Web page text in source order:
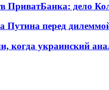
ПриватБанка: дело
Путина перед
когда украинский